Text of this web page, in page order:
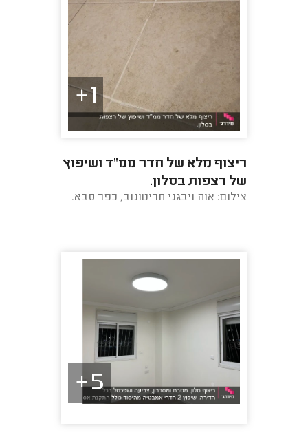
1+
ריצוף מלא של חדר ממ"ד ושיפוץ
של רצפות בסלון.
צילום: אוה ויבגני חריטונוב, כפר סבא.
5+